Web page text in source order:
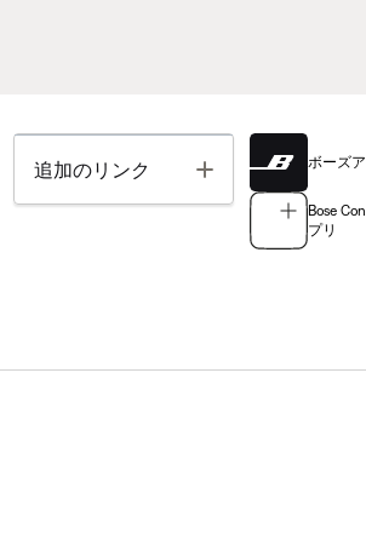
追加のリンク Toggle ボーズ
Bose
プリ